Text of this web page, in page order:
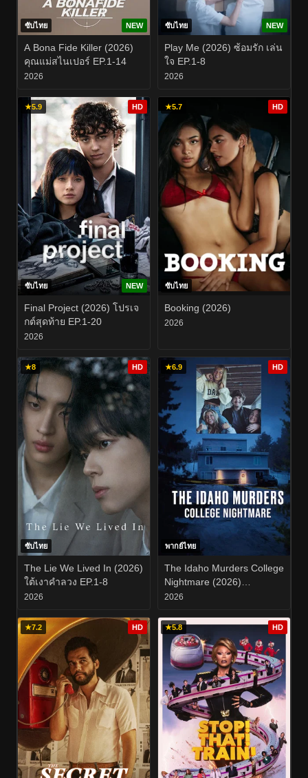
ซับไทย NEW
A Bona Fide Killer (2026)
คุณแม่สไนเปอร์ EP.1-14
2026
ซับไทย NEW
Play Me (2026) ซ้อมรัก เล่น
ใจ EP.1-8
2026
★5.9 HD
ซับไทย NEW
Final Project (2026) โปรเจ
กต์สุดท้าย EP.1-20
2026
★5.7 HD
ซับไทย
Booking (2026)
2026
★8 HD
ซับไทย
The Lie We Lived In (2026)
ใต้เงาคำลวง EP.1-8
2026
★6.9 HD
พากย์ไทย
The Idaho Murders College
Nightmare (2026)
ฆาตกรรมในไอดาโฮ ฝัน
3
2026
★7.2 HD ★5.8 HD